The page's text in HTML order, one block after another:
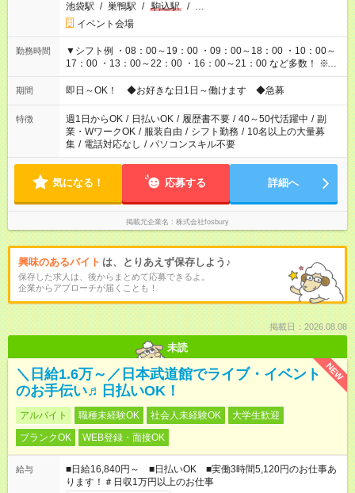
池袋駅 / 巣鴨駅 / 駒込駅 / …
イベント会場
勤務時間
▼シフト例 ・08：00～19：00 ・09：00～18：00 ・10：00～
17：00 ・13：00～22：00 ・16：00～21：00 など多数！ ※お
仕事により勤務時間が異なります
期間 即日～OK！ ◆お好きな日1日～働けます ◆急募
特徴 週1日からOK / 日払いOK / 履歴書不要 / 40～50代活躍中 / 副
業・WワークOK / 服装自由 / シフト勤務 / 10名以上の大量募
集 / 電話対応なし / パソコンスキル不要
気になる！ 応募する 詳細へ
掲載元企業名 株式会社fosbury
興味のあるバイト は、とりあえず保存しよう♪
保存した求人は、後からまとめて応募できるよ。
企業からアプローチが届くことも！
掲載日：2026.08.08
未読
NEW
＼日給1.6万～／日本武道館でライブ・イベント
のお手伝い♬日払いOK！
アルバイト 職種未経験OK 社会人未経験OK
大学生歓迎
ブランクOK
WEB登録・面接OK
給与
■日給16,840円～ ■日払いOK ■実働3時間5,120円のお仕事あ
ります！＃日収1万円以上のお仕事